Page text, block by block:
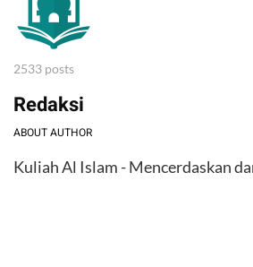
2533 posts
Redaksi
ABOUT AUTHOR
Kuliah Al Islam - Mencerdaskan